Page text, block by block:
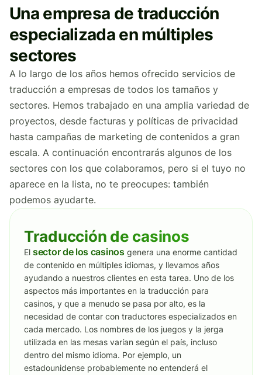
Una empresa de traducción
especializada en múltiples
sectores
A lo largo de los años hemos ofrecido servicios de
traducción a empresas de todos los tamaños y
sectores. Hemos trabajado en una amplia variedad de
proyectos, desde facturas y políticas de privacidad
hasta campañas de marketing de contenidos a gran
escala. A continuación encontrarás algunos de los
sectores con los que colaboramos, pero si el tuyo no
aparece en la lista, no te preocupes: también
podemos ayudarte.
Traducción de casinos
El sector de los casinosgenera una enorme cantidad
de contenido en múltiples idiomas, y llevamos años
ayudando a nuestros clientes en esta tarea. Uno de los
aspectos más importantes en la traducción para
casinos, y que a menudo se pasa por alto, es la
necesidad de contar con traductores especializados en
cada mercado. Los nombres de los juegos y la jerga
utilizada en las mesas varían según el país, incluso
dentro del mismo idioma. Por ejemplo, un
estadounidense probablemente no entenderá el